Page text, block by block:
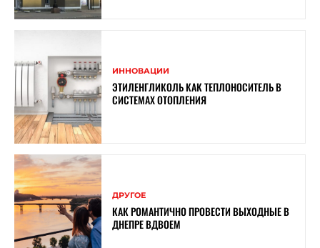
ИННОВАЦИИ
ЭТИЛЕНГЛИКОЛЬ КАК ТЕПЛОНОСИТЕЛЬ В
СИСТЕМАХ ОТОПЛЕНИЯ
ДРУГОЕ
КАК РОМАНТИЧНО ПРОВЕСТИ ВЫХОДНЫЕ В
ДНЕПРЕ ВДВОЕМ